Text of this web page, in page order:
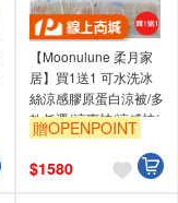
【Moonulune 柔月家
居】買1送1 可水洗冰
絲涼感膠原蛋白涼被/多
款任選(涼爽被/涼感被/
被子/四季被/薄被/空調
被)
贈OPENPOINT
$1580